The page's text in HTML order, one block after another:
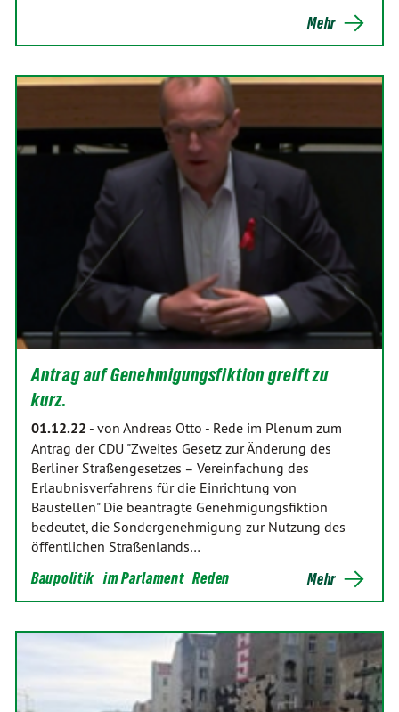
Mehr
Antrag auf Genehmigungsfiktion greift zu
kurz.
01.12.22 - von Andreas Otto - Rede im Plenum zum
Antrag der CDU "Zweites Gesetz zur Änderung des
Berliner Straßengesetzes – Vereinfachung des
Erlaubnisverfahrens für die Einrichtung von
Baustellen" Die beantragte Genehmigungsfiktion
bedeutet, die Sondergenehmigung zur Nutzung des
öffentlichen Straßenlands…
Baupolitik im Parlament Reden Mehr